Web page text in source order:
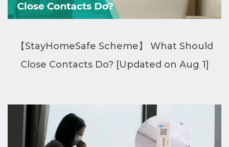
【StayHomeSafe Scheme】 What Should
Close Contacts Do? [Updated on Aug 1]